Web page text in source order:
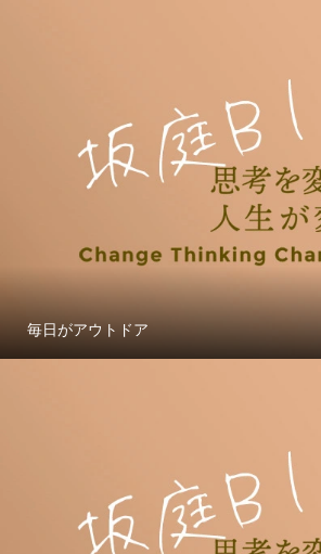
毎日がアウトドア